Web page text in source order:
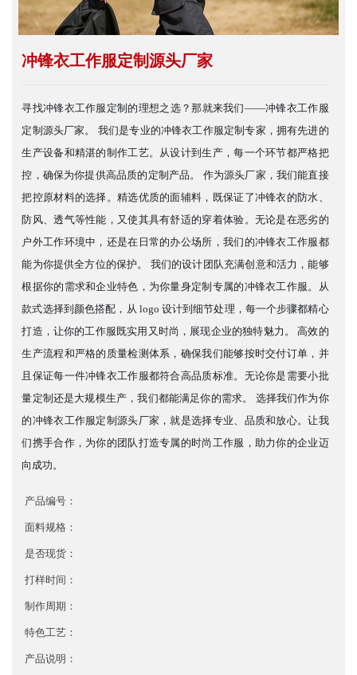
冲锋衣工作服定制源头厂家
寻找冲锋衣工作服定制的理想之选？那就来我们——冲锋衣工作服
定制源头厂家。 我们是专业的冲锋衣工作服定制专家，拥有先进的
生产设备和精湛的制作工艺。从设计到生产，每一个环节都严格把
控，确保为你提供高品质的定制产品。 作为源头厂家，我们能直接
把控原材料的选择。精选优质的面辅料，既保证了冲锋衣的防水、
防风、透气等性能，又使其具有舒适的穿着体验。无论是在恶劣的
户外工作环境中，还是在日常的办公场所，我们的冲锋衣工作服都
能为你提供全方位的保护。 我们的设计团队充满创意和活力，能够
根据你的需求和企业特色，为你量身定制专属的冲锋衣工作服。从
款式选择到颜色搭配，从 logo 设计到细节处理，每一个步骤都精心
打造，让你的工作服既实用又时尚，展现企业的独特魅力。 高效的
生产流程和严格的质量检测体系，确保我们能够按时交付订单，并
且保证每一件冲锋衣工作服都符合高品质标准。无论你是需要小批
量定制还是大规模生产，我们都能满足你的需求。 选择我们作为你
的冲锋衣工作服定制源头厂家，就是选择专业、品质和放心。让我
们携手合作，为你的团队打造专属的时尚工作服，助力你的企业迈
向成功。
产品编号：
面料规格：
是否现货：
打样时间：
制作周期：
特色工艺：
产品说明：